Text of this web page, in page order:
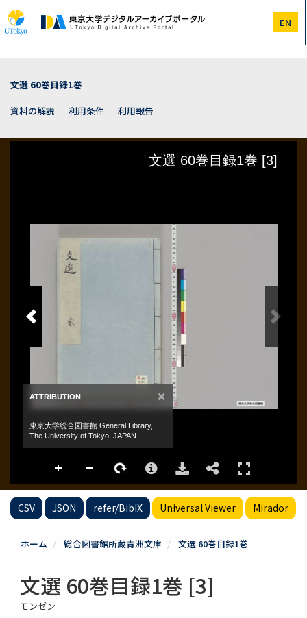
イ
ン
EN
文選 60巻目録1巻
資料の解説
利用条件 利用報告
CSV JSON refer/BibIX Universal Viewer Mirador
ホーム 総合図書館所蔵青洲文庫 文選 60巻目録1巻
文選 60巻目録1巻 [3]
モンゼン